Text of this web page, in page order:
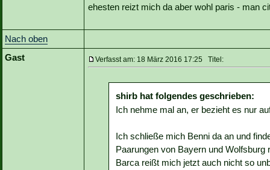
ehesten reizt mich da aber wohl paris - man
Nach oben
Gast
Verfasst am: 18 März 2016 17:25 Titel:
shirb hat folgendes geschrieben:
Ich nehme mal an, er bezieht es nur
Ich schließe mich Benni da an und
Paarungen von Bayern und
Barca reißt mich jetzt auch nicht so